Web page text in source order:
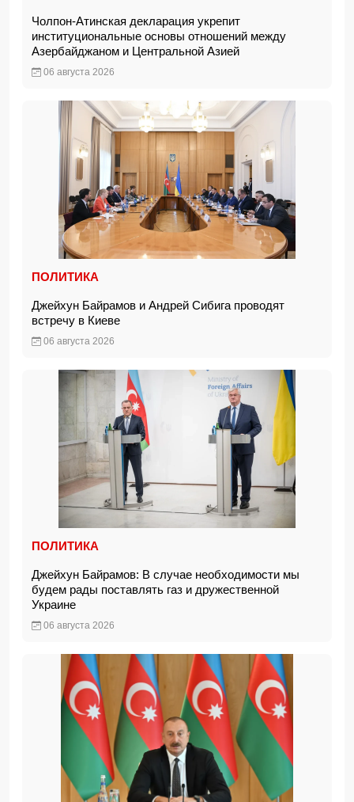
Чолпон-Атинская декларация укрепит
институциональные основы отношений между
Азербайджаном и Центральной Азией
06 августа 2026
ПОЛИТИКА
Джейхун Байрамов и Андрей Сибига проводят
встречу в Киеве
06 августа 2026
ПОЛИТИКА
Джейхун Байрамов: В случае необходимости мы
будем рады поставлять газ и дружественной
Украине
06 августа 2026